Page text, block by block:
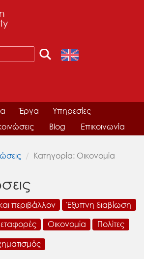
Έργα
Υπηρεσίες
Blog Επικοινωνία
Κατηγορία: Οικονομία
περιβάλλον
Έξυπνη διαβίωση
Οικονομία
Πολίτες